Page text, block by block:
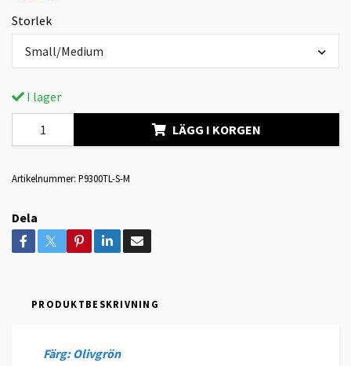
Storlek
Small/Medium
I lager
LÄGG I KORGEN
Artikelnummer: P9300TL-S-M
Dela
PRODUKTBESKRIVNING
Färg: Olivgrön